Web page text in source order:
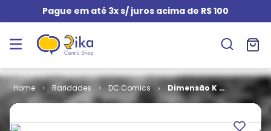
Pague em até 3x s/ juros acima de R$ 100
Raridades DC Comics
Dimensão K -
1ª série # 01